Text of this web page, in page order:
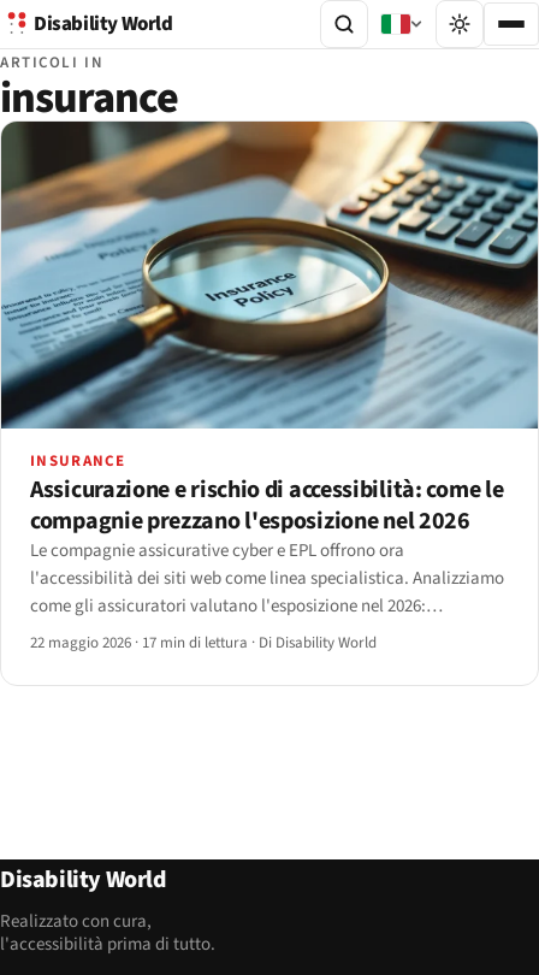
Disability World
ARTICOLI IN
insurance
INSURANCE
Assicurazione e rischio di accessibilità: come le
compagnie prezzano l'esposizione nel 2026
Le compagnie assicurative cyber e EPL offrono ora
l'accessibilità dei siti web come linea specialistica. Analizziamo
come gli assicuratori valutano l'esposizione nel 2026:
questionari pre-stipula, condizioni di audit, esclusioni, range di
22 maggio 2026 · 17 min di lettura · Di Disability World
Disability World
Realizzato con cura,
l'accessibilità prima di tutto.